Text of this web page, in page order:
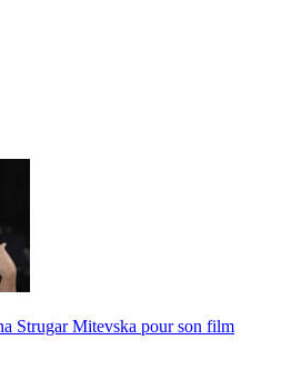
Strugar Mitevska pour son film